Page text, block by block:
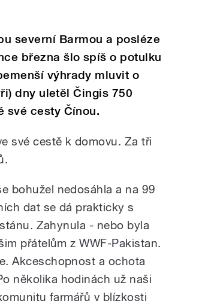
severní Barmou a posléze
března šlo spíš o potulku
výhrady mluvit o
dny uletěl Čingis 750
své cesty Čínou.
své cestě k domovu. Za tři
bohužel nedosáhla a na 99
dat se dá prakticky s
Zahynula - nebo byla
přátelům z WWF-Pakistan.
Akceschopnost a ochota
několika hodinách už naši
farmářů v blízkosti